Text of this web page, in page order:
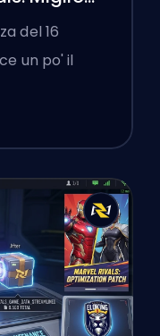
Luglio
del 16
un po' il